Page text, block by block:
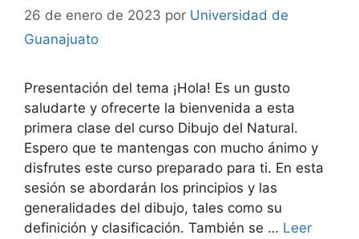
26 de enero de 2023 por Universidad de
Guanajuato
Presentación del tema ¡Hola! Es un gusto
saludarte y ofrecerte la bienvenida a esta
primera clase del curso Dibujo del Natural.
Espero que te mantengas con mucho ánimo y
disfrutes este curso preparado para ti. En esta
sesión se abordarán los principios y las
generalidades del dibujo, tales como su
definición y clasificación. También se … Leer